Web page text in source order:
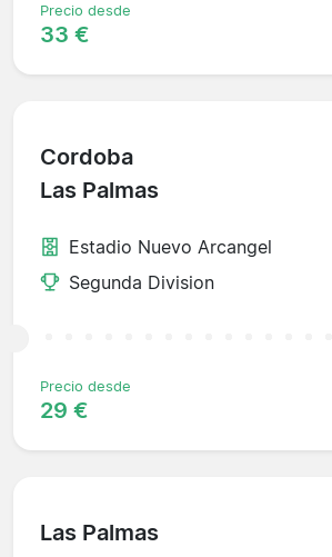
Precio desde
33 €
Cordoba
Las Palmas
Estadio Nuevo Arcangel
Segunda Division
Precio desde
29 €
Las Palmas